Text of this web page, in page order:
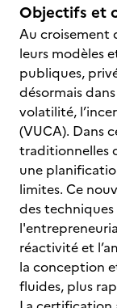
Objectifs et
Au croisement
leurs modèles
publiques,
désormais
volatilité,
(VUCA). Dans
traditionnelles
une
limites. Ce
des
réactivité et
la conception
fluides, plus